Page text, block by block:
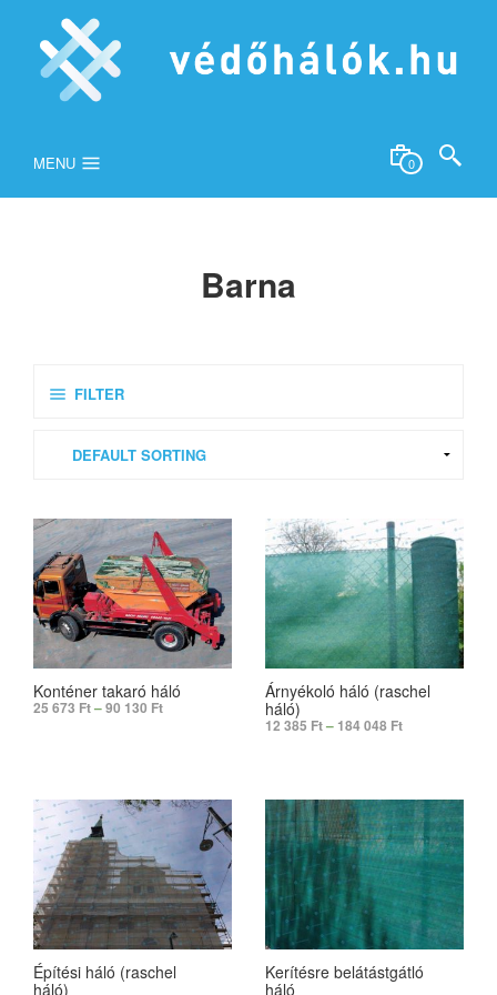
MENU 0
Barna
FILTER
Konténer takaró háló
25 673 Ft–90 130 Ft
Árnyékoló háló (raschel
háló)
12 385 Ft– 184 048 Ft
Építési háló (raschel
háló)
Kerítésre belátástgátló
háló